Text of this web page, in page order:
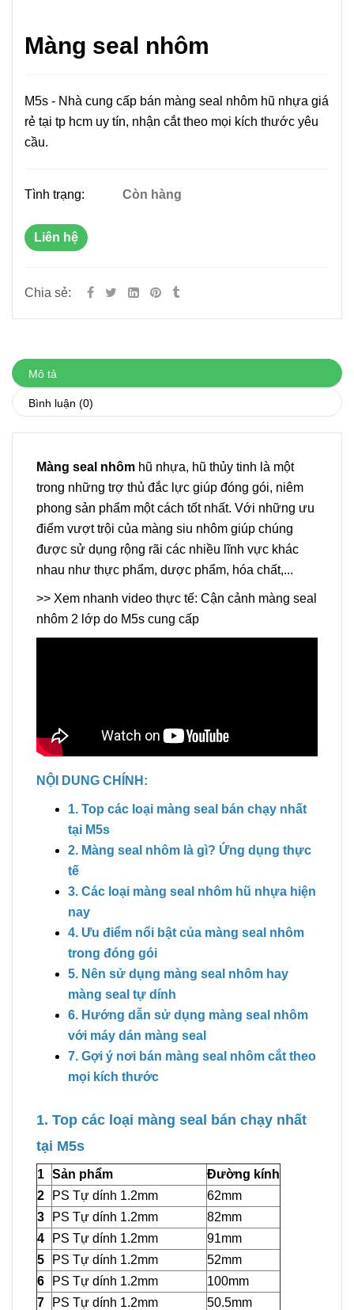
Màng seal nhôm
M5s - Nhà cung cấp bán màng seal nhôm hũ nhựa giá
rẻ tại tp hcm uy tín, nhận cắt theo mọi kích thước yêu
cầu.
Tình trạng: Còn hàng
Liên hệ
Chia sẻ:
Mô tả
Bình luận (0)
Màng seal nhôm hũ nhựa, hũ thủy tinh là một
trong những trợ thủ đắc lực giúp đóng gói, niêm
phong sản phẩm một cách tốt nhất. Với những ưu
điểm vượt trội của màng siu nhôm giúp chúng
được sử dụng rộng rãi các nhiều lĩnh vực khác
nhau như thực phẩm, dược phẩm, hóa chất,...
>> Xem nhanh video thực tế: Cận cảnh màng seal
nhôm 2 lớp do M5s cung cấp
NỘI DUNG CHÍNH:
1. Top các loại màng seal bán chạy nhất
tại M5s
2. Màng seal nhôm là gì? Ứng dụng thực
tế
3. Các loại màng seal nhôm hũ nhựa hiện
nay
4. Ưu điểm nổi bật của màng seal nhôm
trong đóng gói
5. Nên sử dụng màng seal nhôm hay
màng seal tự dính
6. Hướng dẫn sử dụng màng seal nhôm
với máy dán màng seal
7. Gợi ý nơi bán màng seal nhôm cắt theo
mọi kích thước
1. Top các loại màng seal bán chạy nhất
tại M5s
1 Sản phẩm
Đường kính
2
PS Tự dính 1.2mm
62mm
3
PS Tự dính 1.2mm
82mm
4
PS Tự dính 1.2mm
91mm
5
PS Tự dính 1.2mm
52mm
6
PS Tự dính 1.2mm
100mm
7
PS Tự dính 1.2mm
50.5mm